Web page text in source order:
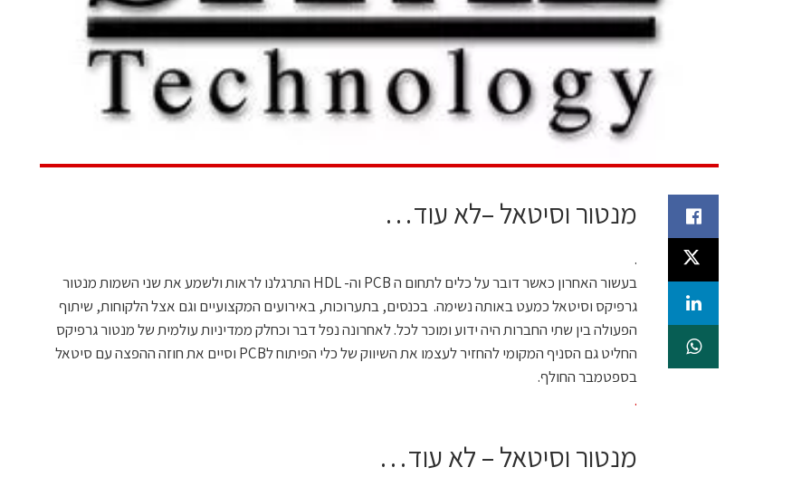
מנטור וסיטאל –לא עוד…
.
בעשור האחרון כאשר דובר על כלים לתחום ה PCB וה- HDL התרגלנו לראות ולשמע את שני השמות מנטור
גרפיקס וסיטאל כמעט באותה נשימה. בכנסים, בתערוכות, באירועים המקצועיים וגם אצל הלקוחות, שיתוף
הפעולה בין שתי החברות היה ידוע ומוכר לכל. לאחרונה נפל דבר וכחלק ממדיניות עולמית של מנטור גרפיקס
החליט גם הסניף המקומי להחזיר לעצמו את השיווק של כלי הפיתוח לPCB וסיים את חוזה ההפצה עם סיטאל
בספטמבר החולף.
.
מנטור וסיטאל – לא עוד…